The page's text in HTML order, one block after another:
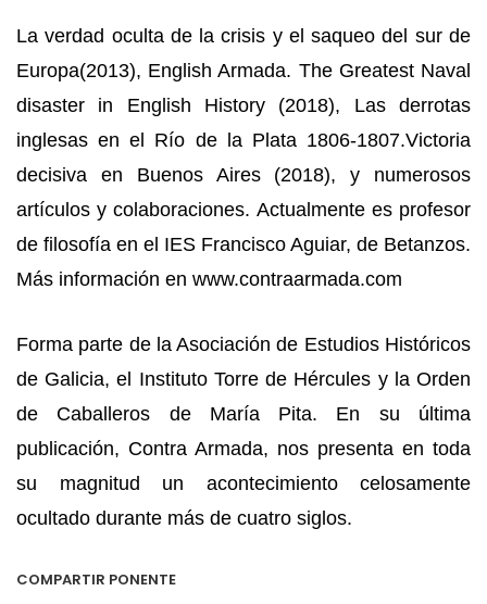
La verdad oculta de la crisis y el saqueo del sur de
Europa(2013), English Armada. The Greatest Naval
disaster in English History (2018), Las derrotas
inglesas en el Río de la Plata 1806-1807.Victoria
decisiva en Buenos Aires (2018), y numerosos
artículos y colaboraciones. Actualmente es profesor
de filosofía en el IES Francisco Aguiar, de Betanzos.
Más información en www.contraarmada.com
Forma parte de la Asociación de Estudios Históricos
de Galicia, el Instituto Torre de Hércules y la Orden
de Caballeros de María Pita. En su última
publicación, Contra Armada, nos presenta en toda
su magnitud un acontecimiento celosamente
ocultado durante más de cuatro siglos.
COMPARTIR PONENTE